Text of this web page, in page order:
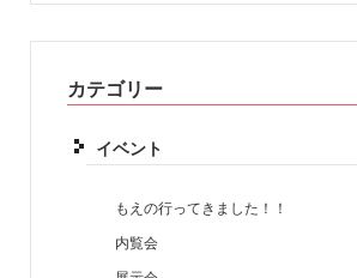
カテゴリー
イベント
もえの行ってきました！！
内覧会